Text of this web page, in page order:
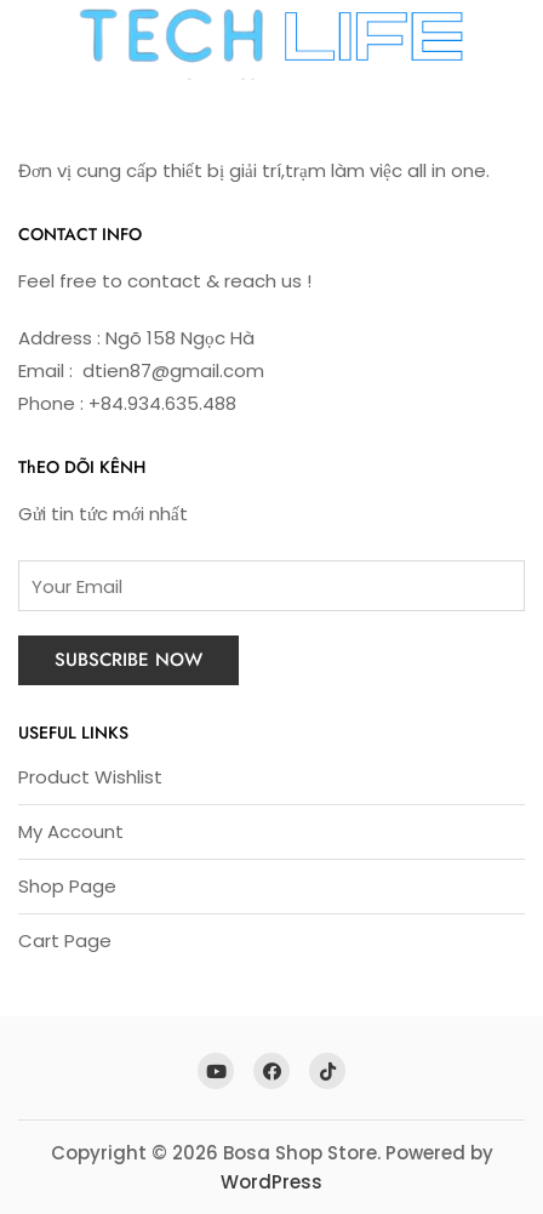
Đơn vị cung cấp thiết bị giải trí,trạm làm việc all in one.
CONTACT INFO
Feel free to contact & reach us !
Address : Ngõ 158 Ngọc Hà
Email : dtien87@gmail.com
Phone : +84.934.635.488
ThEO DÕI KÊNH
Gửi tin tức mới nhất
USEFUL LINKS
Product Wishlist
My Account
Shop Page
Cart Page
Copyright © 2026 Bosa Shop Store. Powered by
WordPress